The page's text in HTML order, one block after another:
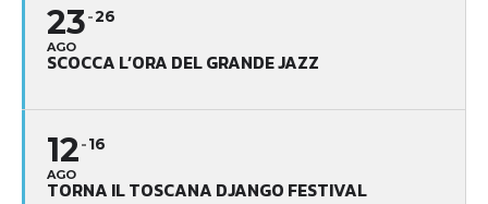
23
AGO
26
SCOCCA L’ORA DEL GRANDE JAZZ
12
AGO
16
TORNA IL TOSCANA DJANGO FESTIVAL